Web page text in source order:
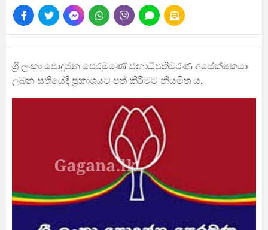
ශ්‍රී ලංකා පොදුජන පෙරමුණේ ජනාධිපතිවරණ අපේක්ෂකයා
ලබන සතියේදී ප්‍රකාශයට පත් කිරීමට නියමිත ය.